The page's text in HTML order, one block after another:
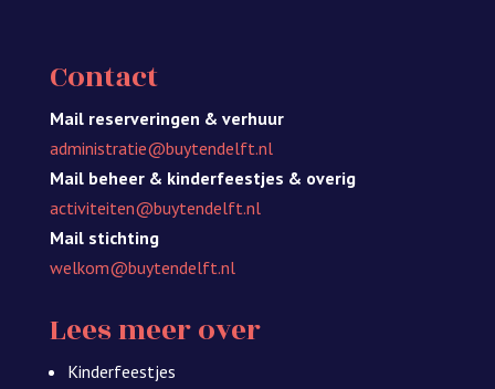
Contact
Mail reserveringen & verhuur
administratie@buytendelft.nl
Mail beheer & kinderfeestjes & overig
activiteiten@buytendelft.nl
Mail stichting
welkom@buytendelft.nl
Lees meer over
Kinderfeestjes